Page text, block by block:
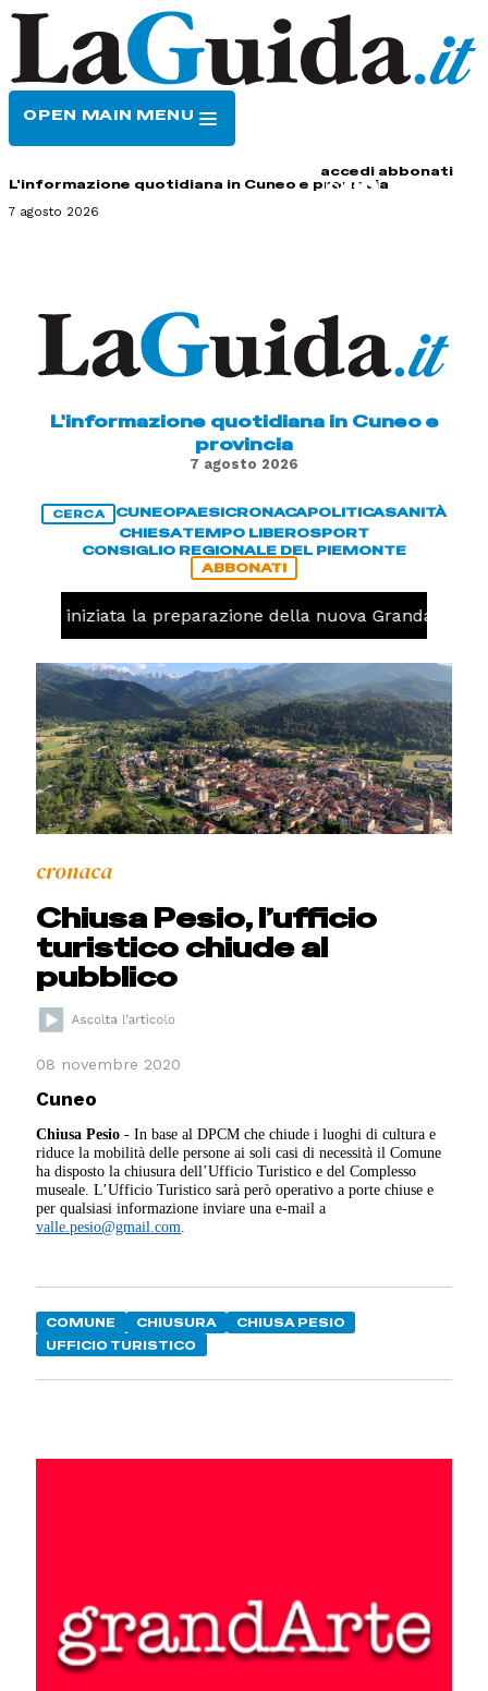
OPEN MAIN MENU
accedi abbonati
L'informazione quotidiana in Cuneo e provincia
7 agosto 2026
L'informazione quotidiana in Cuneo e
provincia
7 agosto 2026
CERCA CUNEOPAESICRONACAPOLITICASANITÀ
CHIESATEMPO LIBEROSPORT
CONSIGLIO REGIONALE DEL PIEMONTE
ABBONATI
iniziata la preparazione della nuova Granda Volley
cronaca
Chiusa Pesio, l’ufficio
turistico chiude al
pubblico
08 novembre 2020
Cuneo
Chiusa Pesio - In base al DPCM che chiude i luoghi di cultura e
riduce la mobilità delle persone ai soli casi di necessità il Comune
ha disposto la chiusura dell’Ufficio Turistico e del Complesso
museale. L’Ufficio Turistico sarà però operativo a porte chiuse e
per qualsiasi informazione inviare una e-mail a
valle.pesio@gmail.com.
COMUNE CHIUSURA
CHIUSA PESIO
UFFICIO TURISTICO